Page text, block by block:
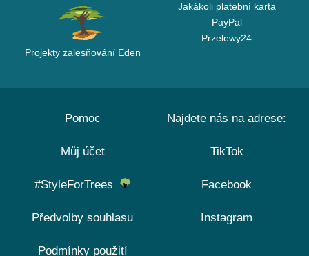
Projekty zalesňování Eden
Jakákoli platební karta
PayPal
Przelewy24
Pomoc
Můj účet
#StyleForTrees
Předvolby souhlasu
Podmínky použití
Najdete nás na adrese:
TikTok
Facebook
Instagram